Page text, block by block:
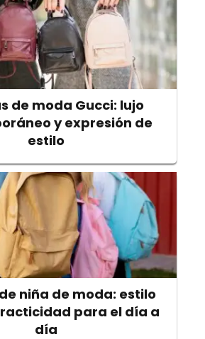
de moda Gucci: lujo
y expresión de
estilo
niña de moda: estilo
para el día a
día